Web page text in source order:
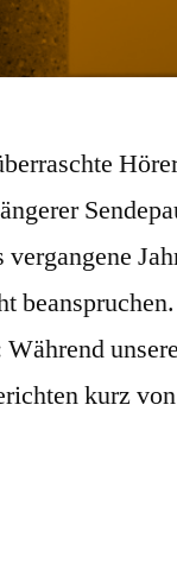
beanspruchen.
kurz